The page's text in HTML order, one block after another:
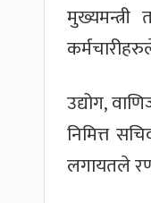
उद्योग,
निमित्त
लगायतले